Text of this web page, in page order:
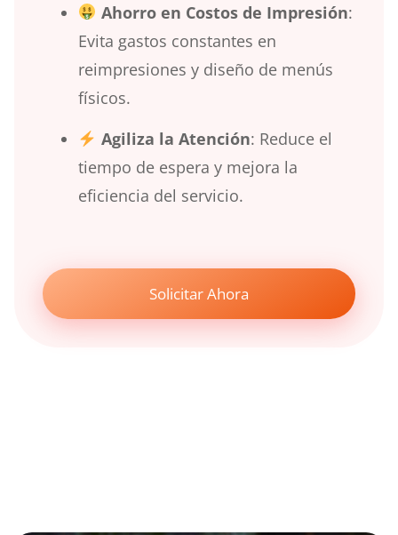
Ahorro en Costos de Impresión:
Evita gastos constantes en
reimpresiones y diseño de menús
físicos.
Agiliza la Atención: Reduce el
tiempo de espera y mejora la
eficiencia del servicio.
Solicitar Ahora